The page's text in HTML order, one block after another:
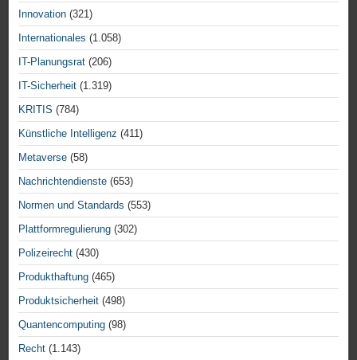
Innovation (321)
Internationales (1.058)
IT-Planungsrat (206)
IT-Sicherheit (1.319)
KRITIS (784)
Künstliche Intelligenz (411)
Metaverse (58)
Nachrichtendienste (653)
Normen und Standards (553)
Plattformregulierung (302)
Polizeirecht (430)
Produkthaftung (465)
Produktsicherheit (498)
Quantencomputing (98)
Recht (1.143)